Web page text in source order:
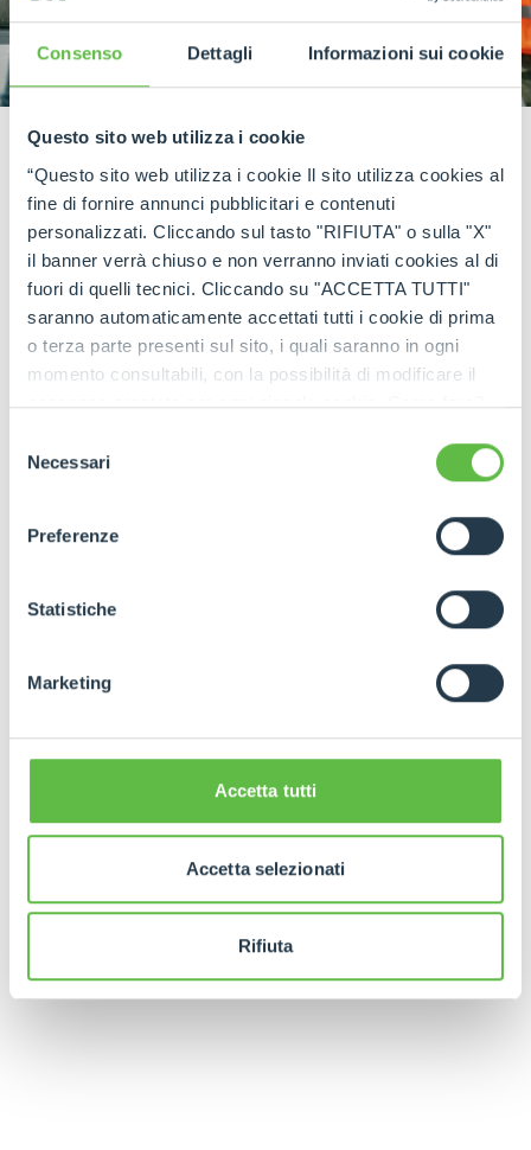
Consenso Dettagli Informazioni sui cookie
Questo sito web utilizza i cookie
“Questo sito web utilizza i cookie Il sito utilizza cookies al
fine di fornire annunci pubblicitari e contenuti
personalizzati. Cliccando sul tasto "RIFIUTA" o sulla "X"
il banner verrà chiuso e non verranno inviati cookies al di
fuori di quelli tecnici. Cliccando su "ACCETTA TUTTI"
saranno automaticamente accettati tutti i cookie di prima
o terza parte presenti sul sito, i quali saranno in ogni
momento consultabili, con la possibilità di modificare il
consenso prestato per ogni singolo cookie. Come fare?
ogni pagina, selezionare "Modifichi il suo consenso" e
dell'informativa completa nel footer presente in ogni
pagina. Per esercitare i diritti riconosciuti all'interessato ai
GDPR abbiamo predisposto una
apposita procedura.
delNecessari
Preferenze
Statistiche
Marketing
Accetta tutti
Accetta selezionati
Rifiuta
READ THE INTERVIEW